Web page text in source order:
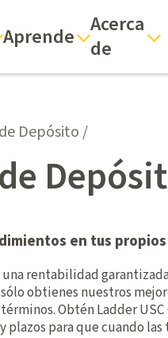
Aprende
Acerca
de
Depósito/
en tus
rentabilidad
obtienes nuestros
Obtén Ladder
para que cuando las